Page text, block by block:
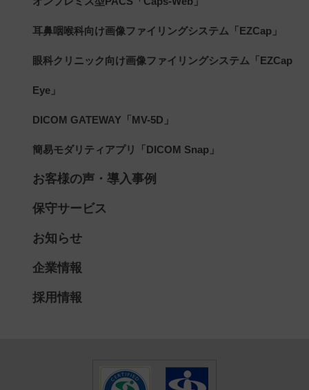
耳鼻咽喉科向け画像ファイリングシステム「EZCap」
眼科クリニック向け画像ファイリングシステム「EZCap
Eye」
DICOM GATEWAY「MV-5D」
簡易モダリティアプリ「DICOM Snap」
お客様の声・導入事例
保守サービス
お知らせ
企業情報
採用情報